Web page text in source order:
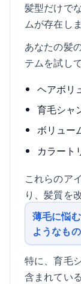
髪型だけで
ムが存在しま
あなたの髪
テムを試し
ヘアボリ
育毛シャ
ボリュー
カラート
これらのア
り、髪質を
薄毛に悩
ようなも
特に、育毛
含まれてい